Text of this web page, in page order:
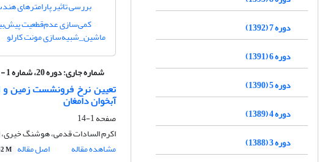
دوره 7 (1392)
دوره 6 (1391)
دوره 5 (1390)
دوره 4 (1389)
دوره 3 (1388)
بررسی تاثیر پارامترهای
ماشین_شبیه‌سازی مونت کارلو
شماره جاری:دوره 20، شماره 1 - شماره پیاپی 70، تابستان 1405، صفحه 1-110
تعیین نرخ فرونشست زمین و
آبخوان دامغان
صفحه1-14
اکرم السادات قدمی، هوشنگ خیری،
مشاهده مقاله
اصل مقاله M